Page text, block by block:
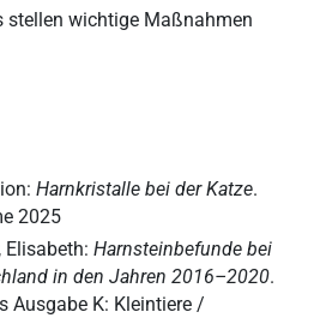
stellen wichtige Maßnahmen
Harnkristalle bei der Katze.
2025
Elisabeth:Harnsteinbefunde bei
in den Jahren 2016–2020.
Ausgabe K: Kleintiere /